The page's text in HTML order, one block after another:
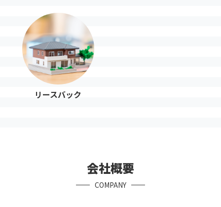
リースバック
会社概要
COMPANY